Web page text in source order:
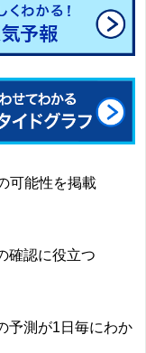
可能性を掲載
確認に役立つ
予測が1日毎にわか